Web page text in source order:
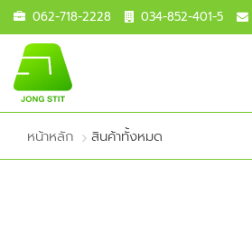
062-718-2228 034-852-401-5
หน้าหลัก สินค้าทั้งหมด